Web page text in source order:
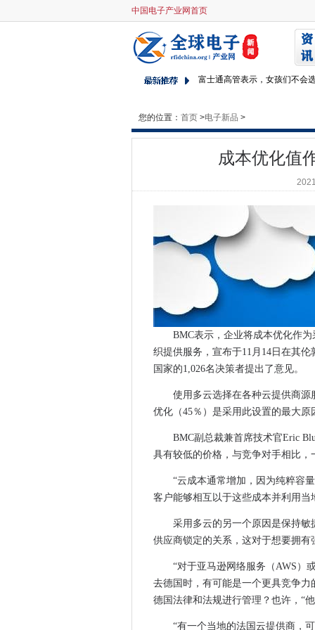
中国电子产业网首页成本优化值作为使用多云的最
Sophos删除截止X进行端点保
雅虎违规是如何影响你的
2017年十大NHS IT故事
剑桥大学建立了2500万英镑的
AMD用EPYC服务器平台击中
美国立法者让最后一个沟局拦
CityFibre手沃达丰消费者宽带
德国的Lemoncat通过云计算
数字部长表示，“铸造净更广泛
超过80％的公司将在未来两
戴尔向内看，以集成其后EMC
Wi-Fi和LTE-U一起活在一起吗
隐私团队要求Whatsapp承诺的
Telco Outsources数字转换为
Infosec Pers敦促向业务展示价
Dialpad在Salesforce
Swift CEO揭示了对银行网络
财务框架发布其订阅和计费产
欧姆龙的乒乓球机器人获得机
机器人将创造更多的工作，而
科技公司希望ICANN转换为计
马来西亚的数字经济正常
IBM承诺有一站式Analytics商
AMD在Las Vegas上有北极星
“令人沮丧”在英国缺乏多样性
修复了什么，在Windows 10
您的位置： 首页 >电子新品 >
成本优化值
BMC表示，企业将成本优化作
织提供服务，宣布于11月14日在其
国家的1,026名决策者提​​出了意见。
使用多云选择在各种云提供商
优化（45％）是采用此设置的最大原
BMC副总裁兼首席技术官Eric
具有较低的价格，与竞争对手相比
“云成本通常增加，因为纯粹容
客户能够相互以于这些成本并利用当
采用多云的另一个原因是保持
供应商锁定的关系，这对于想要拥
“对于亚马逊网络服务（AWS）
去德国时，有可能是一个更具竞争
德国法律和法规进行管理？也许，“
“有一个当地的法国云提供商，